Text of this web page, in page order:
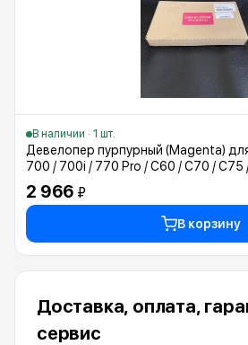
В наличии · 1 шт.
Девелопер пурпурный (Magenta)
700 / 700i / 770 Pro / C60 / C70 /
2 966 ₽
В корзину
Доставка, оплата,
сервис